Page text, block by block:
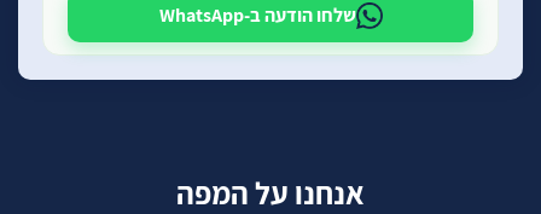
שלחו הודעה ב-WhatsApp
אנחנו על המפה